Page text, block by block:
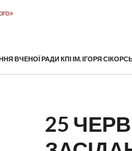
ВЧЕНОЇ РАДИ КПІ ІМ. ІГОРЯ
25